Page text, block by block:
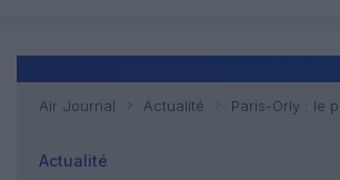
Air Journal Actualité Paris-Orly : le
Actualité